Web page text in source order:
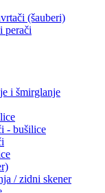
(šauberi)
perači
i šmirglanje
- bušilice
/ zidni skener